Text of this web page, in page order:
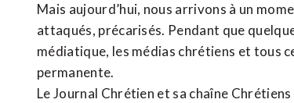
Mais aujourd’hui, nous arrivons à un
attaqués, précarisés. Pendant que
médiatique, les médias chrétiens et tous
permanente.
Le Journal Chrétien et sa chaîne